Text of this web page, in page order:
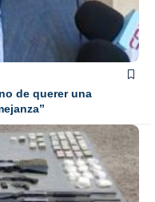
de querer una